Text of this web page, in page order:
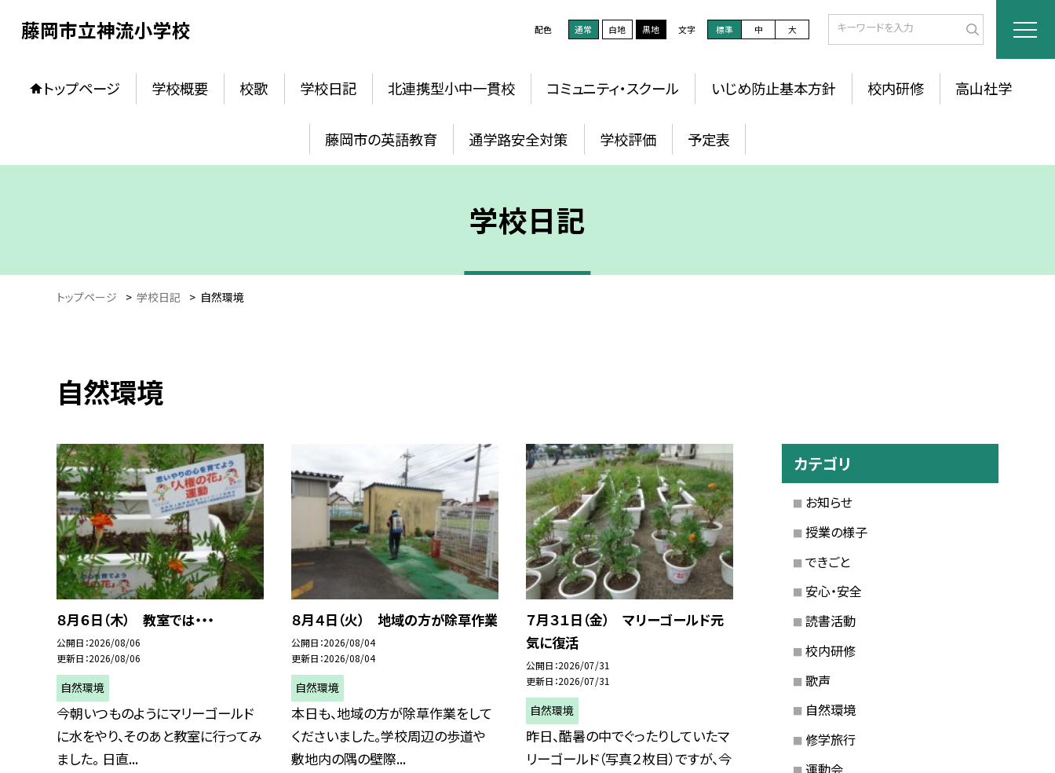
藤岡市立神流小学校 配色 通常 白地 黒地 文字 標準 中 大
トップページ 学校概要 校歌 学校日記 北連携型小中一貫校 コミュニティ・スクール いじめ防止基本方針 校内研修 高山社学
藤岡市の英語教育 通学路安全対策 学校評価 予定表
学校日記
トップページ > 学校日記 > 自然環境
自然環境
８月６日（木） 教室では・・・
公開日 2026/08/06
更新日 2026/08/06
自然環境
今朝いつものようにマリーゴールド
に水をやり、そのあと教室に行ってみ
ました。 日直...
８月４日（火） 地域の方が除草作業
公開日 2026/08/04
更新日 2026/08/04
自然環境
本日も、地域の方が除草作業をして
くださいました。学校周辺の歩道や
敷地内の隅の壁際...
７月３１日（金） マリーゴールド元
気に復活
公開日 2026/07/31
更新日 2026/07/31
自然環境
昨日、酷暑の中でぐったりしていたマ
リーゴールド（写真２枚目）ですが、今
カテゴリ
お知らせ
授業の様子
できごと
安心・安全
読書活動
校内研修
歌声
自然環境
修学旅行
運動会